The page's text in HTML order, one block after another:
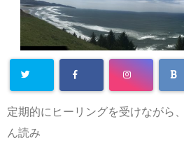
定期的にヒーリングを受けながら
ん読み